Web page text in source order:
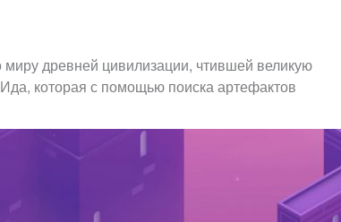
древней цивилизации, чтившей великую
которая с помощью поиска артефактов